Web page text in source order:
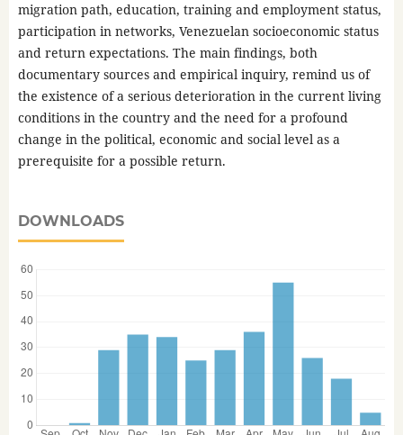
migration path, education, training and employment status,
participation in networks, Venezuelan socioeconomic status
and return expectations. The main findings, both
documentary sources and empirical inquiry, remind us of
the existence of a serious deterioration in the current living
conditions in the country and the need for a profound
change in the political, economic and social level as a
prerequisite for a possible return.
DOWNLOADS